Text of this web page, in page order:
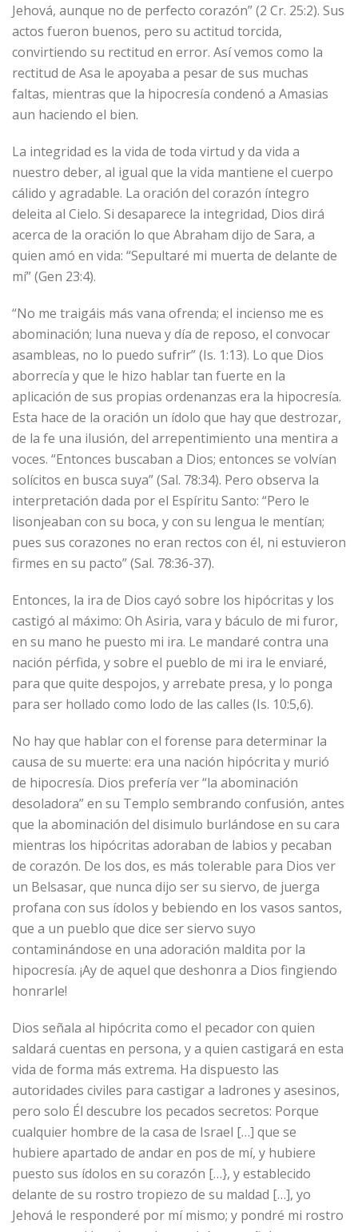
Jehová, aunque no de perfecto corazón” (2 Cr. 25:2). Sus
actos fueron buenos, pero su actitud torcida,
convirtiendo su rectitud en error. Así vemos como la
rectitud de Asa le apoyaba a pesar de sus muchas
faltas, mientras que la hipocresía condenó a Amasias
aun haciendo el bien.
La integridad es la vida de toda virtud y da vida a
nuestro deber, al igual que la vida mantiene el cuerpo
cálido y agradable. La oración del corazón íntegro
deleita al Cielo. Si desaparece la integridad, Dios dirá
acerca de la oración lo que Abraham dijo de Sara, a
quien amó en vida: “Sepultaré mi muerta de delante de
mí” (Gen 23:4).
“No me traigáis más vana ofrenda; el incienso me es
abominación; luna nueva y día de reposo, el convocar
asambleas, no lo puedo sufrir” (Is. 1:13). Lo que Dios
aborrecía y que le hizo hablar tan fuerte en la
aplicación de sus propias ordenanzas era la hipocresía.
Esta hace de la oración un ídolo que hay que destrozar,
de la fe una ilusión, del arrepentimiento una mentira a
voces. “Entonces buscaban a Dios; entonces se volvían
solícitos en busca suya” (Sal. 78:34). Pero observa la
interpretación dada por el Espíritu Santo: “Pero le
lisonjeaban con su boca, y con su lengua le mentían;
pues sus corazones no eran rectos con él, ni estuvieron
firmes en su pacto” (Sal. 78:36-37).
Entonces, la ira de Dios cayó sobre los hipócritas y los
castigó al máximo: Oh Asiria, vara y báculo de mi furor,
en su mano he puesto mi ira. Le mandaré contra una
nación pérfida, y sobre el pueblo de mi ira le enviaré,
para que quite despojos, y arrebate presa, y lo ponga
para ser hollado como lodo de las calles (Is. 10:5,6).
No hay que hablar con el forense para determinar la
causa de su muerte: era una nación hipócrita y murió
de hipocresía. Dios prefería ver “la abominación
desoladora” en su Templo sembrando confusión, antes
que la abominación del disimulo burlándose en su cara
mientras los hipócritas adoraban de labios y pecaban
de corazón. De los dos, es más tolerable para Dios ver
un Belsasar, que nunca dijo ser su siervo, de juerga
profana con sus ídolos y bebiendo en los vasos santos,
que a un pueblo que dice ser siervo suyo
contaminándose en una adoración maldita por la
hipocresía. ¡Ay de aquel que deshonra a Dios fingiendo
honrarle!
Dios señala al hipócrita como el pecador con quien
saldará cuentas en persona, y a quien castigará en esta
vida de forma más extrema. Ha dispuesto las
autoridades civiles para castigar a ladrones y asesinos,
pero solo Él descubre los pecados secretos: Porque
cualquier hombre de la casa de Israel […] que se
hubiere apartado de andar en pos de mí, y hubiere
puesto sus ídolos en su corazón […}, y establecido
delante de su rostro tropiezo de su maldad […], yo
Jehová le responderé por mí mismo; y pondré mi rostro